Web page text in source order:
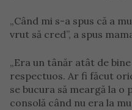
„Când mi s-a spus că a
vrut să cred”, a spus
„Era un tânăr atât de
respectuos. Ar fi făcut
se bucura să meargă la o
consolă când nu era la